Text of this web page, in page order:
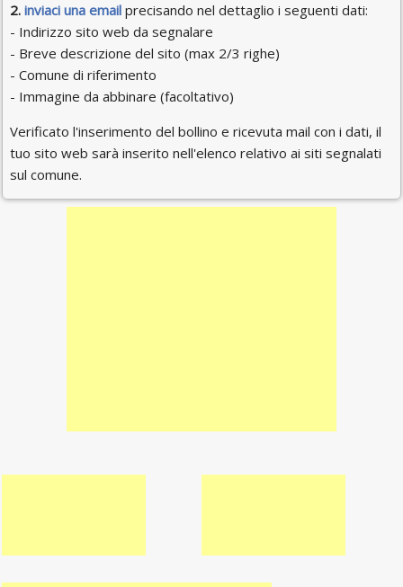
2. inviaci una emailprecisando nel dettaglio i seguenti dati:
- Indirizzo sito web da segnalare
- Breve descrizione del sito (max 2/3 righe)
- Comune di riferimento
- Immagine da abbinare (facoltativo)
Verificato l'inserimento del bollino e ricevuta mail con i dati, il
tuo sito web sarà inserito nell'elenco relativo ai siti segnalati
sul comune.